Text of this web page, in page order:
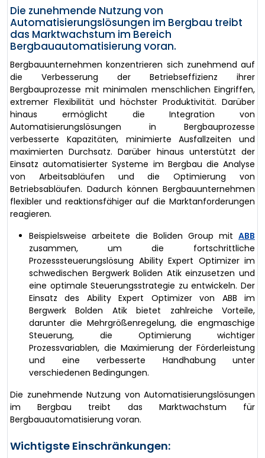
Die zunehmende Nutzung von
Automatisierungslösungen im Bergbau treibt
das Marktwachstum im Bereich
Bergbauautomatisierung voran.
Bergbauunternehmen konzentrieren sich zunehmend auf
die Verbesserung der Betriebseffizienz ihrer
Bergbauprozesse mit minimalen menschlichen Eingriffen,
extremer Flexibilität und höchster Produktivität. Darüber
hinaus ermöglicht die Integration von
Automatisierungslösungen in Bergbauprozesse
verbesserte Kapazitäten, minimierte Ausfallzeiten und
maximierten Durchsatz. Darüber hinaus unterstützt der
Einsatz automatisierter Systeme im Bergbau die Analyse
von Arbeitsabläufen und die Optimierung von
Betriebsabläufen. Dadurch können Bergbauunternehmen
flexibler und reaktionsfähiger auf die Marktanforderungen
reagieren.
Beispielsweise arbeitete die Boliden Group mit ABB
zusammen, um die fortschrittliche
Prozesssteuerungslösung Ability Expert Optimizer im
schwedischen Bergwerk Boliden Atik einzusetzen und
eine optimale Steuerungsstrategie zu entwickeln. Der
Einsatz des Ability Expert Optimizer von ABB im
Bergwerk Bolden Atik bietet zahlreiche Vorteile,
darunter die Mehrgrößenregelung, die engmaschige
Steuerung, die Optimierung wichtiger
Prozessvariablen, die Maximierung der Förderleistung
und eine verbesserte Handhabung unter
verschiedenen Bedingungen.
Die zunehmende Nutzung von Automatisierungslösungen
im Bergbau treibt das Marktwachstum für
Bergbauautomatisierung voran.
Wichtigste Einschränkungen: